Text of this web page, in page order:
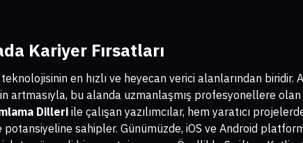
Kariyer Fırsatları
en hızlı ve heyecan verici alanlarından biridir.
artmasıyla, bu alanda uzmanlaşmış profesyonellere
Dilleri ile çalışan yazılımcılar, hem yaratıcı
sahipler. Günümüzde, iOS ve Android